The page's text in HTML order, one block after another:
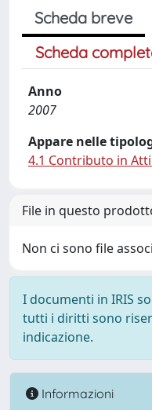
Scheda breve
Scheda
Anno
2007
Appare nelle
4.1 Contributo in
File in questo
Non ci sono file
I documenti in IRIS
tutti i diritti sono
indicazione.
Informazioni